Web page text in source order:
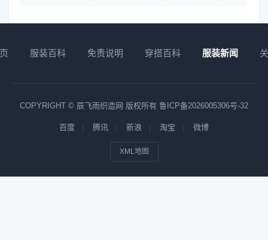
服装百科 免责说明 穿搭百科 服装新闻
COPYRIGHT © 辰飞雨织造网 版权所有 鲁ICP备2026005306号-32
百度 腾讯 新浪 淘宝 微博
XML地图